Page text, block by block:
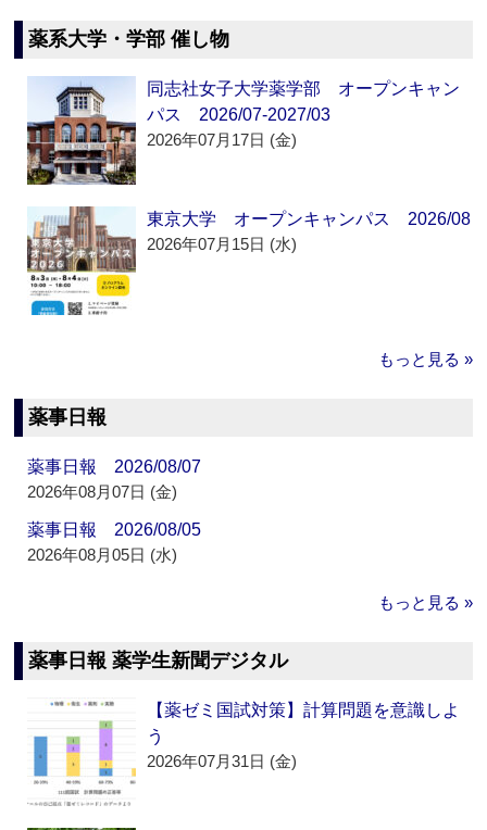
薬系大学・学部 催し物
同志社女子大学薬学部 オープンキャン
パス 2026/07-2027/03
2026年07月17日 (金)
東京大学 オープンキャンパス 2026/08
2026年07月15日 (水)
もっと見る »
薬事日報
薬事日報 2026/08/07
2026年08月07日 (金)
薬事日報 2026/08/05
2026年08月05日 (水)
もっと見る »
薬事日報 薬学生新聞デジタル
【薬ゼミ国試対策】計算問題を意識しよ
う
2026年07月31日 (金)